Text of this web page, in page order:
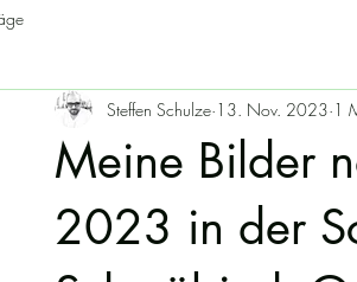
Meine Bilder
2023 in der
Steffen Schulze 13. Nov. 2023 1